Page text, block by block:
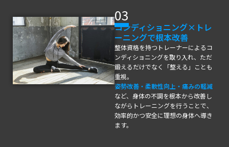
03
コンディショニング×トレ
ーニングで根本改善
整体資格を持つトレーナーによるコ
ンディショニングを取り入れ、ただ
鍛えるだけでなく「整える」ことも
重視。
姿勢改善・柔軟性向上・痛みの軽減
など、身体の不調を根本から改善し
ながらトレーニングを行うことで、
効率的かつ安全に理想の身体へ導き
ます。